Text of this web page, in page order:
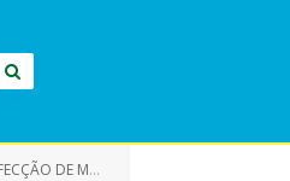
GRÁFICO)